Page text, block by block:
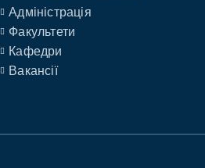
Адміністрація
Факультети
Кафедри
Вакансії